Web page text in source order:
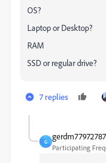
OS?
Laptop or Desktop?
RAM
SSD or regular drive?
7 replies
G
gerdm77972787
Participating